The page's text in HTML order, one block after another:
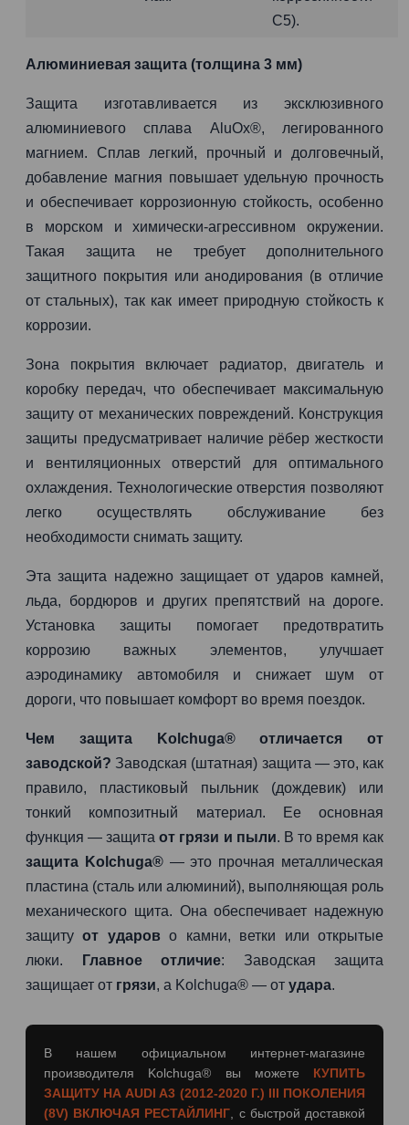
C5).
Алюминиевая защита (толщина 3 мм)
Защита изготавливается из эксклюзивного
алюминиевого сплава AluOx®, легированного
магнием. Сплав легкий, прочный и долговечный,
добавление магния повышает удельную прочность
и обеспечивает коррозионную стойкость, особенно
в морском и химически-агрессивном окружении.
Такая защита не требует дополнительного
защитного покрытия или анодирования (в отличие
от стальных), так как имеет природную стойкость к
коррозии.
Зона покрытия включает радиатор, двигатель и
коробку передач, что обеспечивает максимальную
защиту от механических повреждений. Конструкция
защиты предусматривает наличие рёбер жесткости
и вентиляционных отверстий для оптимального
охлаждения. Технологические отверстия позволяют
легко осуществлять обслуживание без
необходимости снимать защиту.
Эта защита надежно защищает от ударов камней,
льда, бордюров и других препятствий на дороге.
Установка защиты помогает предотвратить
коррозию важных элементов, улучшает
аэродинамику автомобиля и снижает шум от
дороги, что повышает комфорт во время поездок.
Чем защита Kolchuga® отличается от
заводской? Заводская (штатная) защита — это, как
правило, пластиковый пыльник (дождевик) или
тонкий композитный материал. Ее основная
функция — защитаот грязи и пыли. В то время как
защита Kolchuga®— это прочная металлическая
пластина (сталь или алюминий), выполняющая роль
механического щита. Она обеспечивает надежную
защитуот ударов о камни, ветки или открытые
люки.
Главное отличие: Заводская защита
защищает от грязи, а Kolchuga® — от удара.
В нашем официальном интернет-магазине
производителя Kolchuga® вы можете КУПИТЬ
ЗАЩИТУ НА AUDI A3 (2012-2020 Г.) III ПОКОЛЕНИЯ
(8V) ВКЛЮЧАЯ РЕСТАЙЛИНГ , с быстрой доставкой